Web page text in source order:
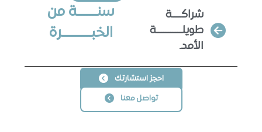
سنـــــــة من
الخبــــــــــرة
شراكــــة
طويلـــــــــــة
الأمد.
احجز استشارتك
تواصل معنا